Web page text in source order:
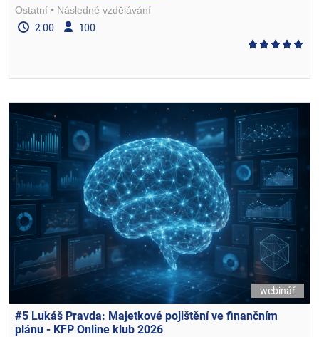
Ostatní Následné vzdělávání
2:00 100
webinář
#5 Lukáš Pravda: Majetkové pojištění ve finančním
plánu​ - KFP Online klub 2026